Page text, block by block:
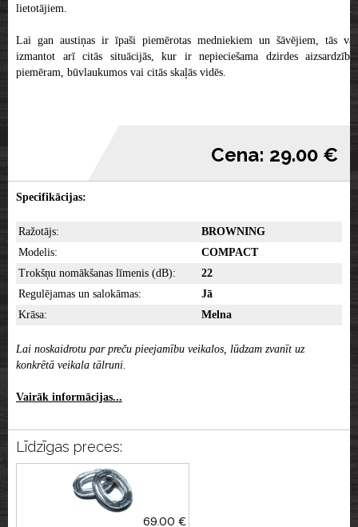
lietotājiem.
Lai gan austiņas ir īpaši piemērotas medniekiem un šāvējiem, tās var
izmantot arī citās situācijās, kur ir nepieciešama dzirdes aizsardzība,
piemēram, būvlaukumos vai citās skaļās vidēs.
Cena: 29.00 €
Specifikācijas:
Ražotājs:
BROWNING
Modelis:
COMPACT
Trokšņu nomākšanas līmenis (dB):
22
Regulējamas un salokāmas:
Jā
Krāsa:
Melna
Lai noskaidrotu par preču pieejamību veikalos, lūdzam zvanīt uz
konkrētā veikala tālruni.
Vairāk informācijas...
Līdzīgas preces:
69.00 €